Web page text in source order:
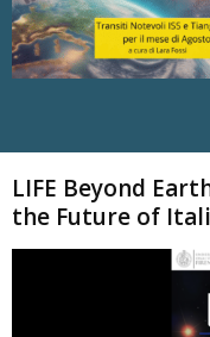
LIFE Beyond
the Future of